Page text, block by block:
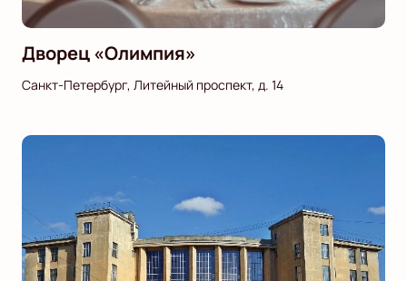
Дворец «Олимпия»
Санкт-Петербург, Литейный проспект, д. 14